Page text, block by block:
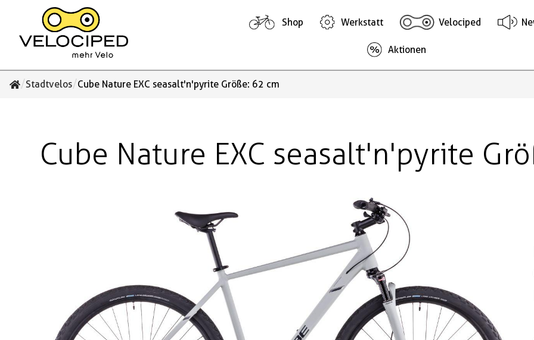
Shop Werkstatt Velociped
Aktionen
/Stadtvelos/Cube Nature EXC seasalt'n'pyrite Größe: 62 cm
Cube Nature EXC seasalt'n'pyrite